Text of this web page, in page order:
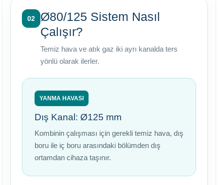
02
Ø80/125 Sistem Nasıl
Çalışır?
Temiz hava ve atık gaz iki ayrı kanalda ters
yönlü olarak ilerler.
YANMA HAVASI
Dış Kanal: Ø125 mm
Kombinin çalışması için gerekli temiz hava, dış
boru ile iç boru arasındaki bölümden dış
ortamdan cihaza taşınır.